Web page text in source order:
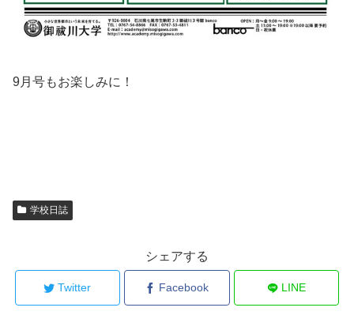
9月号もお楽しみに！
学校日誌
シェアする
Twitter Facebook LINE